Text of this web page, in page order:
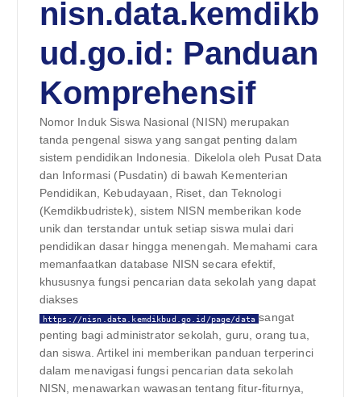
nisn.data.kemdikb
ud.go.id: Panduan
Komprehensif
Nomor Induk Siswa Nasional (NISN) merupakan
tanda pengenal siswa yang sangat penting dalam
sistem pendidikan Indonesia. Dikelola oleh Pusat Data
dan Informasi (Pusdatin) di bawah Kementerian
Pendidikan, Kebudayaan, Riset, dan Teknologi
(Kemdikbudristek), sistem NISN memberikan kode
unik dan terstandar untuk setiap siswa mulai dari
pendidikan dasar hingga menengah. Memahami cara
memanfaatkan database NISN secara efektif,
khususnya fungsi pencarian data sekolah yang dapat
diakses
https://nisn.data.kemdikbud.go.id/page/data sangat
penting bagi administrator sekolah, guru, orang tua,
dan siswa. Artikel ini memberikan panduan terperinci
dalam menavigasi fungsi pencarian data sekolah
NISN, menawarkan wawasan tentang fitur-fiturnya,